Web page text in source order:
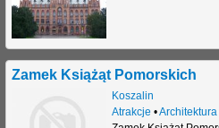
Zamek Książąt Pomorskich
Koszalin
Atrakcje •Architektura